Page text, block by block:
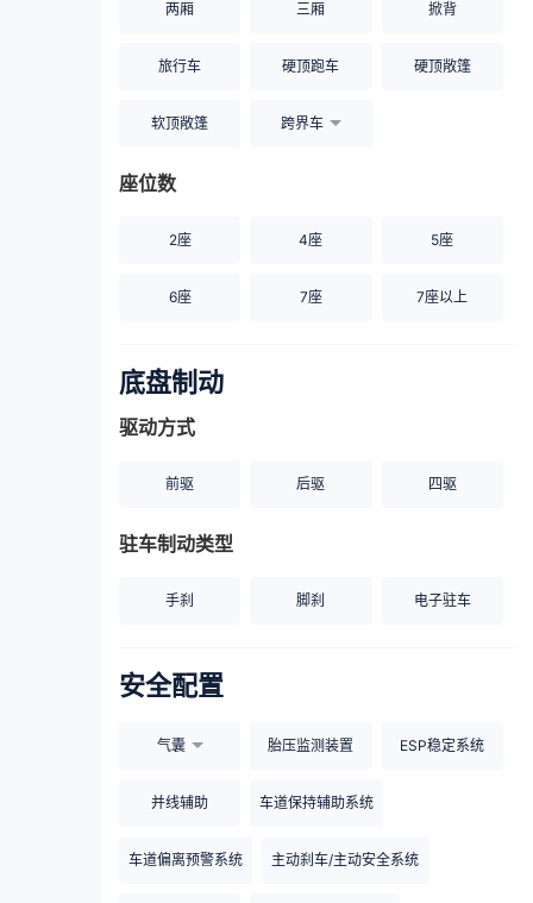
两厢 三厢 掀背
旅行车 硬顶跑车 硬顶敞篷
软顶敞篷 跨界车
座位数
2座 4座 5座
6座 7座 7座以上
底盘制动
驱动方式
前驱 后驱 四驱
驻车制动类型
手刹 脚刹 电子驻车
安全配置
气囊 胎压监测装置 ESP稳定系统
并线辅助 车道保持辅助系统
车道偏离预警系统 主动刹车/主动安全系统